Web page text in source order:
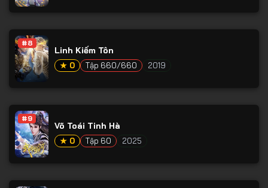
Tập 80
Tập 82
#8
Linh Kiếm Tôn
★ 0 Tập 660/660 2019
#9
Võ Toái Tinh Hà
★ 0 Tập 60 2025